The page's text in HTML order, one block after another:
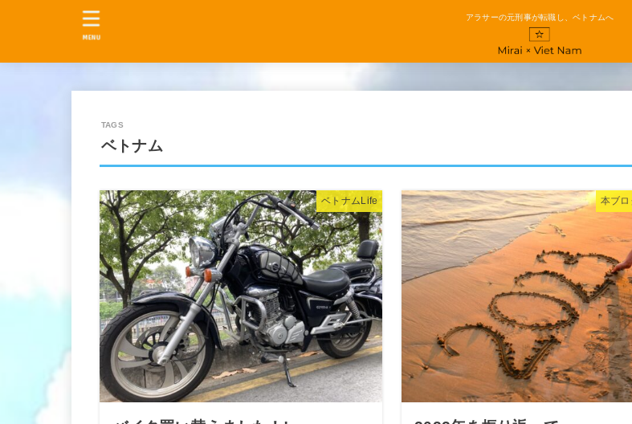
アラサーの元刑事が転職し、ベトナムへ
MENU
ベトナム
ベトナムLife 本ブ